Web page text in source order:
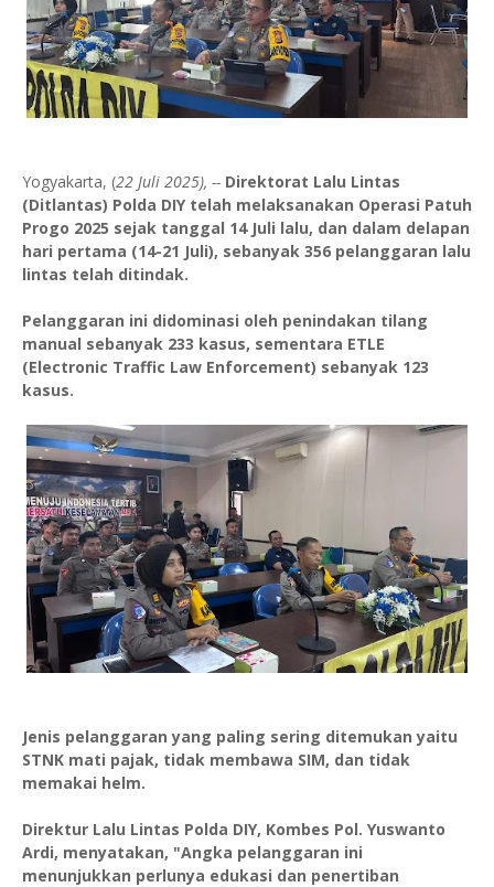
Yogyakarta, (22 Juli 2025), -- Direktorat Lalu Lintas
(Ditlantas) Polda DIY telah melaksanakan Operasi Patuh
Progo 2025 sejak tanggal 14 Juli lalu, dan dalam delapan
hari pertama (14-21 Juli), sebanyak 356 pelanggaran lalu
lintas telah ditindak.
Pelanggaran ini didominasi oleh penindakan tilang
manual sebanyak 233 kasus, sementara ETLE
(Electronic Traffic Law Enforcement) sebanyak 123
kasus.
Jenis pelanggaran yang paling sering ditemukan yaitu
STNK mati pajak, tidak membawa SIM, dan tidak
memakai helm.
Direktur Lalu Lintas Polda DIY, Kombes Pol. Yuswanto
Ardi, menyatakan, "Angka pelanggaran ini
menunjukkan perlunya edukasi dan penertiban